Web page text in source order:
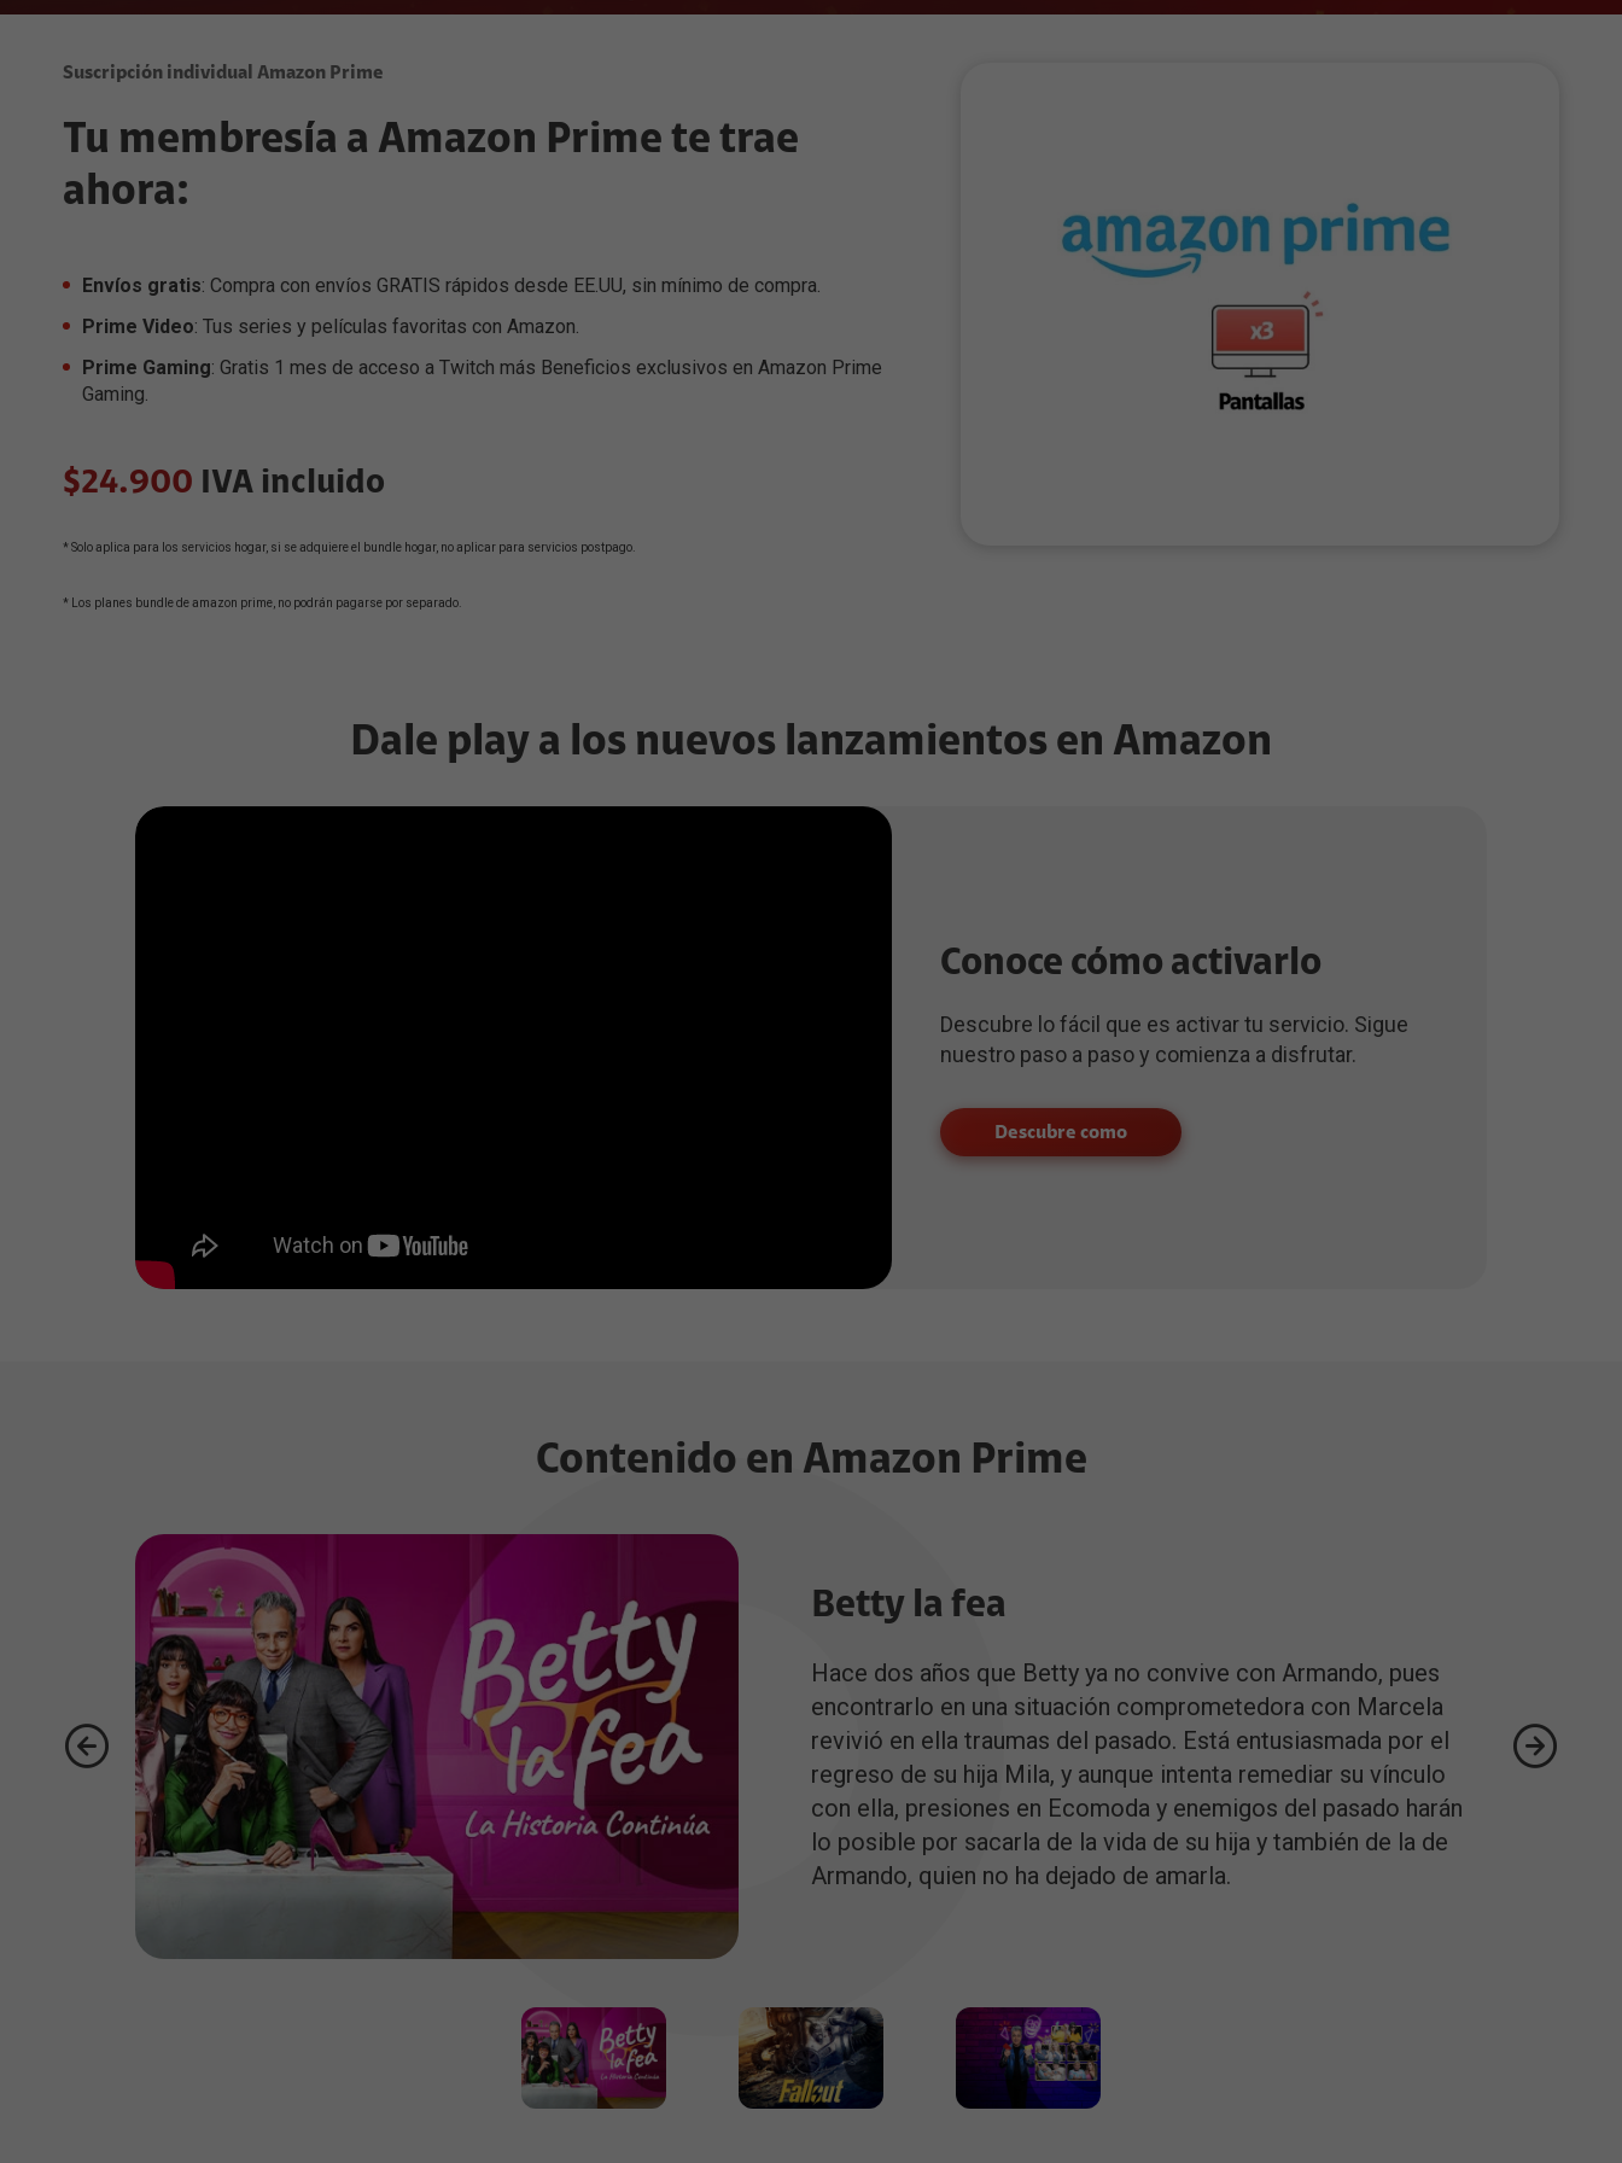
Planes de Internet
Ahorra con Tripleplay
Promociones
Samsung
Vivo
Samsung Galaxy
Fianza
Más películas con Claro video
Gestiona visitas técnicas
Soluciones Móviles
Comparador Planes y Tarifas
Cargos por Gestión de Cobranza
Cargos por Gestión de Cobranza
Suscripción individual Amazon Prime
Tu membresía a Amazon Prime te trae
ahora:
Envíos gratis: Compra con envíos GRATIS rápidos desde EE.UU, sin mínimo de compra.
Prime Video: Tus series y películas favoritas con Amazon.
Prime Gaming: Gratis 1 mes de acceso a Twitch más Beneficios exclusivos en Amazon Prime
Gaming.
$24.900 IVA incluido
* Solo aplica para los servicios hogar, si se adquiere el bundle hogar, no aplicar para servicios postpago.
* Los planes bundle de amazon prime, no podrán pagarse por separado.
Dale play a los nuevos lanzamientos en Amazon
Conoce cómo activarlo
Descubre lo fácil que es activar tu servicio. Sigue
nuestro paso a paso y comienza a disfrutar.
Descubre como
Contenido en Amazon Prime
Betty la fea
Hace dos años que Betty ya no convive con Armando, pues
encontrarlo en una situación comprometedora con Marcela
revivió en ella traumas del pasado. Está entusiasmada por el
regreso de su hija Mila, y aunque intenta remediar su vínculo
con ella, presiones en Ecomoda y enemigos del pasado harán
lo posible por sacarla de la vida de su hija y también de la de
Armando, quien no ha dejado de amarla.